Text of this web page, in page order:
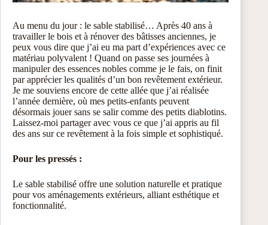
Au menu du jour : le sable stabilisé… Après 40 ans à
travailler le bois et à rénover des bâtisses anciennes, je
peux vous dire que j’ai eu ma part d’expériences avec ce
matériau polyvalent ! Quand on passe ses journées à
manipuler des essences nobles comme je le fais, on finit
par apprécier les qualités d’un bon revêtement extérieur.
Je me souviens encore de cette allée que j’ai réalisée
l’année dernière, où mes petits-enfants peuvent
désormais jouer sans se salir comme des petits diablotins.
Laissez-moi partager avec vous ce que j’ai appris au fil
des ans sur ce revêtement à la fois simple et sophistiqué.
Pour les pressés :
Le sable stabilisé offre une solution naturelle et pratique
pour vos aménagements extérieurs, alliant esthétique et
fonctionnalité.